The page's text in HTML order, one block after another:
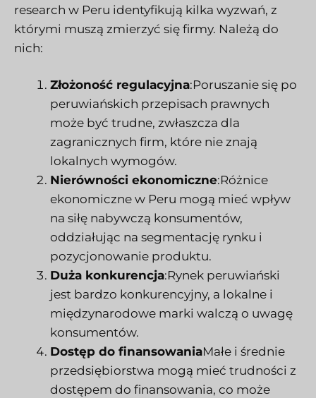
research w Peru identyfikują kilka wyzwań, z
którymi muszą zmierzyć się firmy. Należą do
nich:
Złożoność regulacyjna:Poruszanie się po
peruwiańskich przepisach prawnych
może być trudne, zwłaszcza dla
zagranicznych firm, które nie znają
lokalnych wymogów.
Nierówności ekonomiczne:Różnice
ekonomiczne w Peru mogą mieć wpływ
na siłę nabywczą konsumentów,
oddziałując na segmentację rynku i
pozycjonowanie produktu.
Duża konkurencja:Rynek peruwiański
jest bardzo konkurencyjny, a lokalne i
międzynarodowe marki walczą o uwagę
konsumentów.
Dostęp do finansowaniaMałe i średnie
przedsiębiorstwa mogą mieć trudności z
dostępem do finansowania, co może